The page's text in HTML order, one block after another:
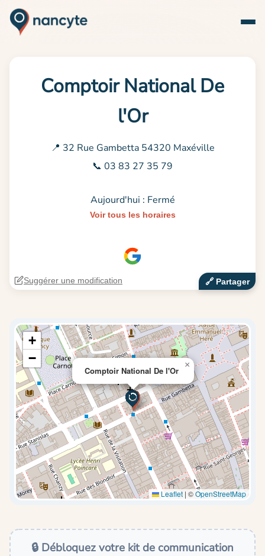
Comptoir National De
l'Or
📍 32 Rue Gambetta 54320 Maxéville
📞 03 83 27 35 79
Aujourd'hui : Fermé
Voir tous les horaires
🔗‍️ Partager
Suggérer une modification
Comptoir National De l'Or
×
+
−
Leaflet | ©OpenStreetMap
🔒 Débloquez votre kit de communication